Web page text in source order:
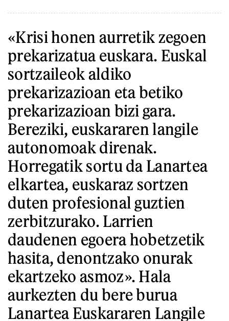
«Krisi honen aurretik zegoen
prekarizatua euskara. Euskal
sortzaileok aldiko
prekarizazioan eta betiko
prekarizazioan bizi gara.
Bereziki, euskararen langile
autonomoak direnak.
Horregatik sortu da Lanartea
elkartea, euskaraz sortzen
duten profesional guztien
zerbitzurako. Larrien
daudenen egoera hobetzetik
hasita, denontzako onurak
ekartzeko asmoz». Hala
aurkezten du bere burua
Lanartea Euskararen Langile